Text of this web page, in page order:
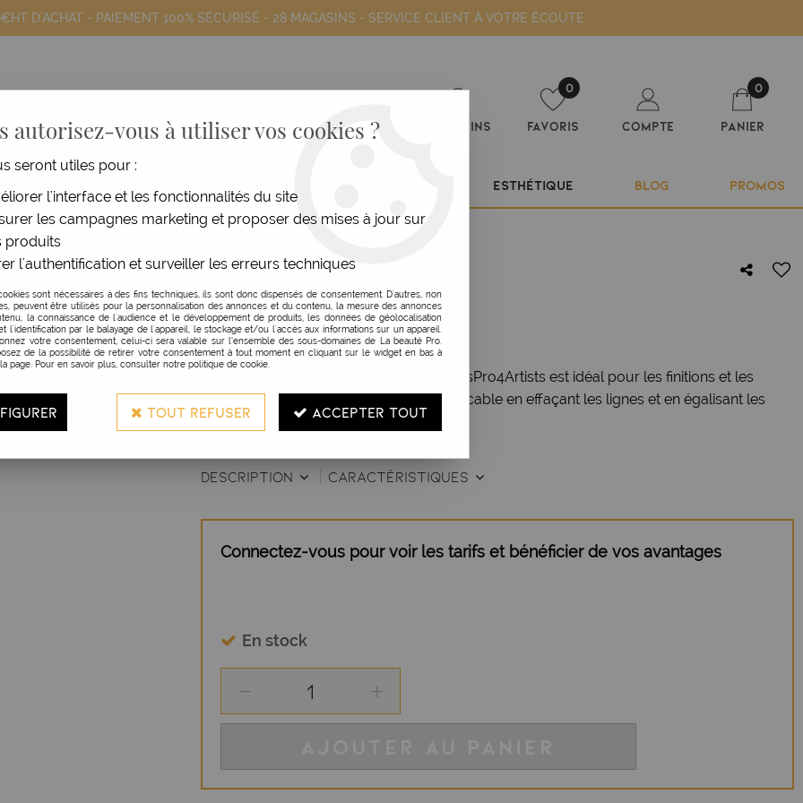
D'ACHAT - PAIEMENT 100% SÉCURISÉ - 28 MAGASINS - SERVICE CLIENT À VOTRE ÉCOUTE
Magasins
0
Favoris Compte
0
Panier
ESTHÉTIQUE BLOG PROMOS
>Rasoir Gunsteel FOILFX02
BABYLISS PRO
RASOIR GUNSTEEL FOILFX02
Réf. :125722
Le Rasoir Gunsteel FOILFX02 de BabylissPro4Artists est idéal pour les finitions et les
fondus à blancs. Offre un résultat impeccable en effaçant les lignes et en égalisant les
cheveux.
DESCRIPTION CARACTÉRISTIQUES
Connectez-vous pour voir les tarifs et bénéficier de vos avantages
En stock
autorisez-vous à utiliser vos cookies ?
seront utiles pour :
l'interface et les fonctionnalités du site
les campagnes marketing et proposer des mises à jour sur
produits
l'authentification et surveiller les erreurs techniques
sont nécessaires à des fins techniques, ils sont donc dispensés de consentement. D'autres, non
peuvent être utilisés pour la personnalisation des annonces et du contenu, la mesure des annonces
la connaissance de l'audience et le développement de produits, les données de géolocalisation
l'identification par le balayage de l'appareil, le stockage et/ou l'accès aux informations sur un appareil.
votre consentement, celui-ci sera valable sur l’ensemble des sous-domaines de La beauté Pro.
de la possibilité de retirer votre consentement à tout moment en cliquant sur le widget en bas à
page. Pour en savoir plus, consulter notre politique de cookie.
TOUT REFUSER ACCEPTER TOUT